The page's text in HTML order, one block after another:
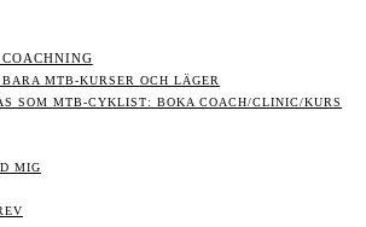
MTB-KURSER OCH LÄGER
SOM MTB-CYKLIST: BOKA COACH/CLINIC/KURS
MIG